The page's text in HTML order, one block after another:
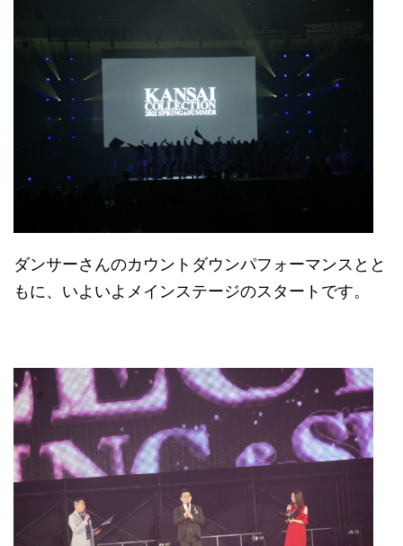
ダンサーさんのカウントダウンパフォーマンスとと
もに、いよいよメインステージのスタートです。